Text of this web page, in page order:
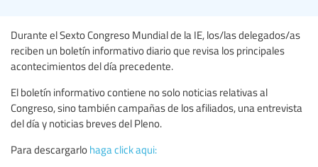
Durante el Sexto Congreso Mundial de la IE, los/las delegados/as
reciben un boletín informativo diario que revisa los principales
acontecimientos del día precedente.
El boletín informativo contiene no solo noticias relativas al
Congreso, sino también campañas de los afiliados, una entrevista
del día y noticias breves del Pleno.
Para descargarlo haga click aqui: